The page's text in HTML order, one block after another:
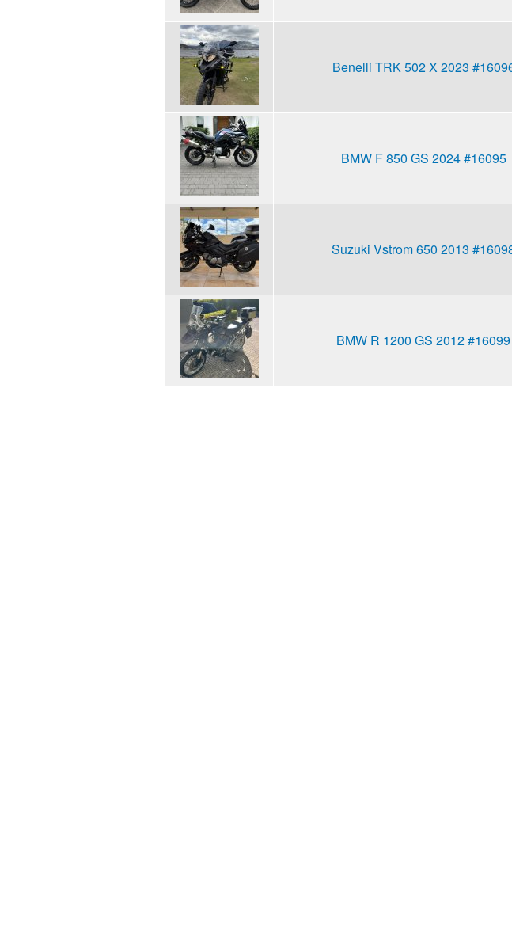
Benelli TRK 502 X 2023
BMW F 850 GS 2024 #16095
Suzuki Vstrom 650 2013
BMW R 1200 GS 2012 #16099